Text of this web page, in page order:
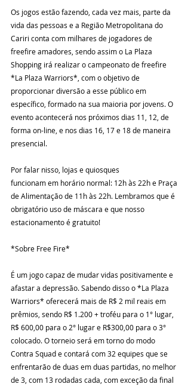
Os jogos estão fazendo, cada vez mais, parte da
vida das pessoas e a Região Metropolitana do
Cariri conta com milhares de jogadores de
freefire amadores, sendo assim o La Plaza
Shopping irá realizar o campeonato de freefire
*La Plaza Warriors*, com o objetivo de
proporcionar diversão a esse público em
específico, formado na sua maioria por jovens. O
evento acontecerá nos próximos dias 11, 12, de
forma on-line, e nos dias 16, 17 e 18 de maneira
presencial.
Por falar nisso, lojas e quiosques
funcionam em horário normal: 12h às 22h e Praça
de Alimentação de 11h às 22h. Lembramos que é
obrigatório uso de máscara e que nosso
estacionamento é gratuito!
*Sobre Free Fire*
É um jogo capaz de mudar vidas positivamente e
afastar a depressão. Sabendo disso o *La Plaza
Warriors* oferecerá mais de R$ 2 mil reais em
prêmios, sendo R$ 1.200 + troféu para o 1° lugar,
R$ 600,00 para o 2° lugar e R$300,00 para o 3°
colocado. O torneio será em torno do modo
Contra Squad e contará com 32 equipes que se
enfrentarão de duas em duas partidas, no melhor
de 3, com 13 rodadas cada, com exceção da final